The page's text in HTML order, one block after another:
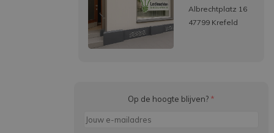
Albrechtplatz 16
47799 Krefeld
Op de hoogte blijven? *